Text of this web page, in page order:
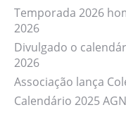
Temporada 2026
2026
Divulgado o
2026
Associação lança
Calendário 2025